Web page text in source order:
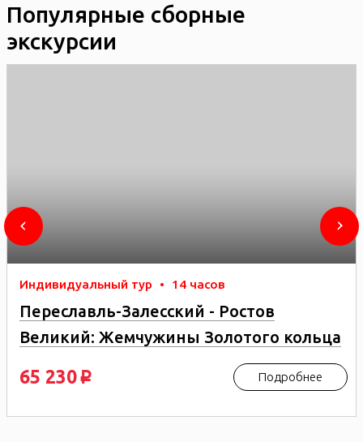
Популярные сборные
экскурсии
Индивидуальный тур • 14 часов
Переславль-Залесский - Ростов
Великий: Жемчужины Золотого кольца
65 230 p Подробнее